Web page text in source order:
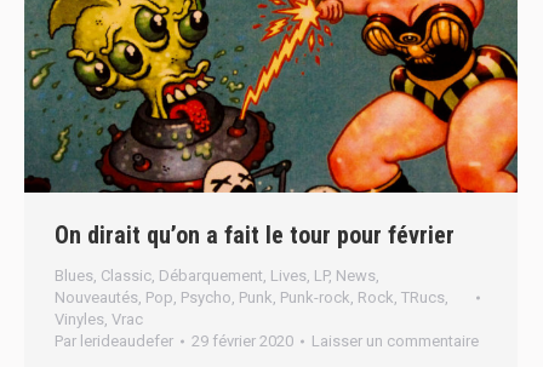
On dirait qu’on a fait le tour pour février
Blues, Classic, Débarquement, Lives, LP, News,
Nouveautés, Pop, Psycho, Punk, Punk-rock, Rock, TRucs,
Vinyles, Vrac
Par lerideaudefer 29 février 2020 Laisser un commentaire